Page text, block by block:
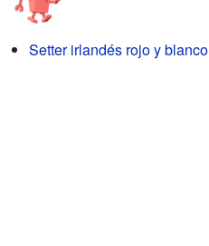
Setter irlandés rojo y blanco